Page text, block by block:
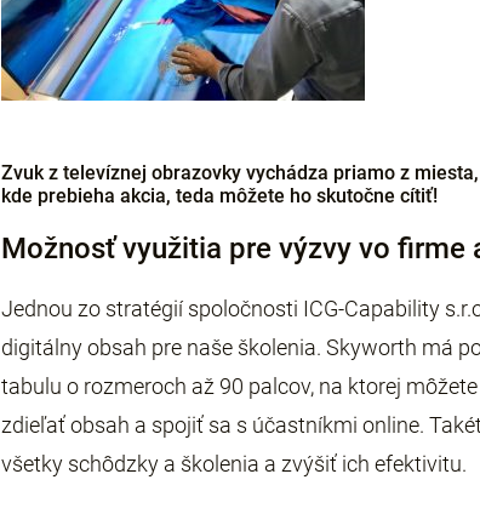
Zvuk z televíznej obrazovky vychádza priamo z miesta,
kde prebieha akcia, teda môžete ho skutočne cítiť!
Možnosť využitia pre výzvy vo firme
Jednou zo stratégií spoločnosti ICG-Capability
digitálny obsah pre naše školenia. Skyworth má
tabulu o rozmeroch až 90 palcov, na ktorej
zdieľať obsah a spojiť sa s účastníkmi online.
všetky schôdzky a školenia a zvýšiť ich efektivitu.